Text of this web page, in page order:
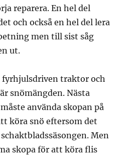
reparera. En hel del
och också en hel del lera
men till sist såg
ut.
fyrhjulsdriven traktor och
snömängden. Nästa
använda skopan på
köra snö eftersom det
Men
skopa för att köra flis